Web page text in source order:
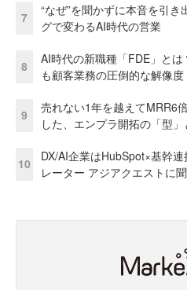
7
“なぜ”を聞かずに本音を引
グで変わるAI時代の営業
8
AI時代の新職種「FDE」と
も顧客業務の圧倒的な解像度
9
売れない1年を越えてMRR6
した、エンプラ開拓の「型
10
DX/AI企業はHubSpot×基幹
レーター アジアクエストに聞